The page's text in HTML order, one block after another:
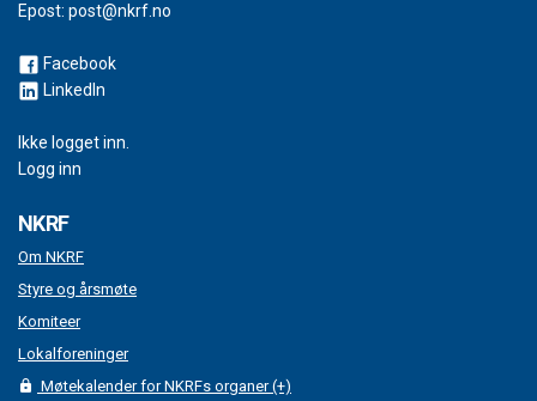
Epost: post@nkrf.no
Facebook
LinkedIn
Ikke logget inn.
Logg inn
NKRF
Om NKRF
Styre og årsmøte
Komiteer
Lokalforeninger
Møtekalender for NKRFs organer (+)